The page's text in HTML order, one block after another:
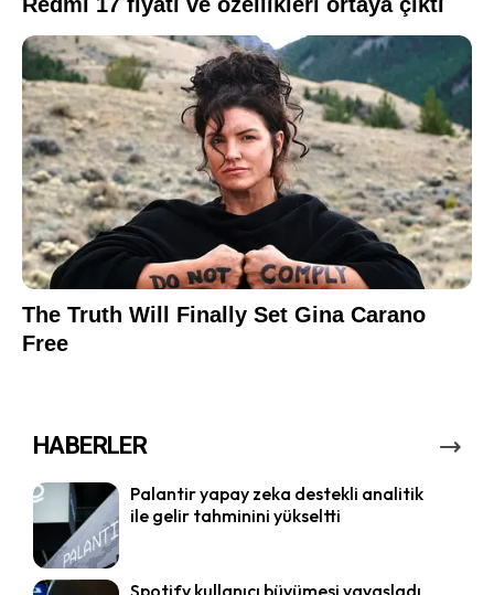
HABERLER
Palantir yapay zeka destekli analitik
ile gelir tahminini yükseltti
Spotify kullanıcı büyümesi yavaşladı